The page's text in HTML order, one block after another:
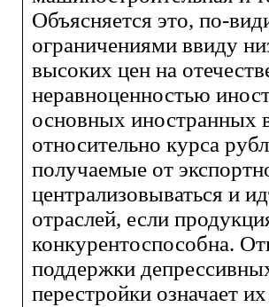
Объясняется это, по-
ограничениями ввиду
высоких цен на
неравноценностью
основных иностранных
относительно курса
получаемые от
централизовываться и
отраслей, если
конкурентоспособна.
поддержки
перестройки означает